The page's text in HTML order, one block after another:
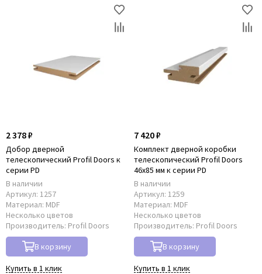
2 378 ₽
Добор дверной
телескопический Profil Doors к
серии PD
В наличии
Артикул: 1257
Материал: MDF
Несколько цветов
Производитель: Profil Doors
В корзину
Купить в 1 клик
7 420 ₽
Комплект дверной коробки
телескопический Profil Doors
46x85 мм к серии PD
В наличии
Артикул: 1259
Материал: MDF
Несколько цветов
Производитель: Profil Doors
В корзину
Купить в 1 клик